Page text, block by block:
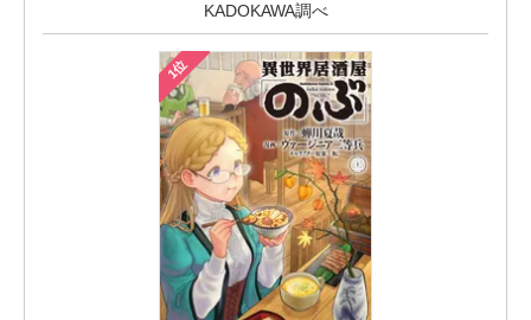
KADOKAWA調べ
1位